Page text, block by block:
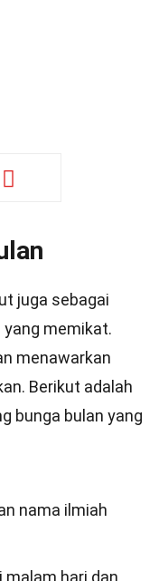
juga sebagai
yang memikat.
menawarkan
Berikut adalah
bunga bulan yang
nama ilmiah
malam hari dan